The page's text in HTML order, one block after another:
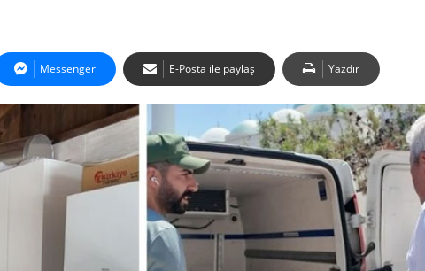
Messenger E-Posta ile paylaş Yazdır